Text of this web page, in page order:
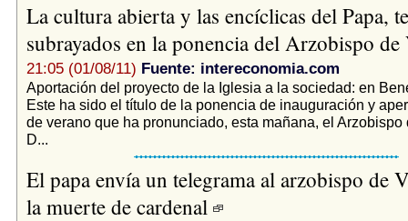
La cultura abierta y las encíclicas del Papa,
subrayados en la ponencia del Arzobispo
21:05 (01/08/11) Fuente: intereconomia.com
Aportación del proyecto de la Iglesia a la sociedad: en
Este ha sido el título de la ponencia de inauguración y
de verano que ha pronunciado, esta mañana, el Arzobispo
D...
El papa envía un telegrama al arzobispo de
la muerte de cardenal